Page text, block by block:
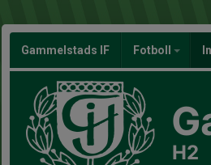
Gammelstads IF Fotboll
H2